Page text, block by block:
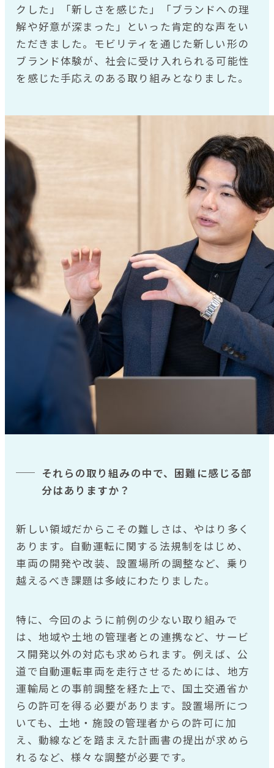
クした」「新しさを感じた」「ブランドへの理
解や好意が深まった」といった肯定的な声をい
ただきました。モビリティを通じた新しい形の
ブランド体験が、社会に受け入れられる可能性
を感じた手応えのある取り組みとなりました。
それらの取り組みの中で、困難に感じる部
分はありますか？
新しい領域だからこその難しさは、やはり多く
あります。自動運転に関する法規制をはじめ、
車両の開発や改装、設置場所の調整など、乗り
越えるべき課題は多岐にわたりました。
特に、今回のように前例の少ない取り組みで
は、地域や土地の管理者との連携など、サービ
ス開発以外の対応も求められます。例えば、公
道で自動運転車両を走行させるためには、地方
運輸局との事前調整を経た上で、国土交通省か
らの許可を得る必要があります。設置場所につ
いても、土地・施設の管理者からの許可に加
え、動線などを踏まえた計画書の提出が求めら
れるなど、様々な調整が必要です。